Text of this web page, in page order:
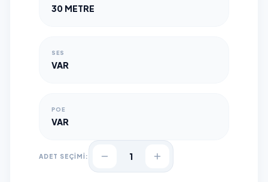
30 METRE
SES
VAR
POE
VAR
ADET SEÇİMİ: 1